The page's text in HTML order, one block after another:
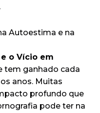
Autoestima e na
o Vício em
tem ganhado cada
anos. Muitas
profundo que
pode ter na